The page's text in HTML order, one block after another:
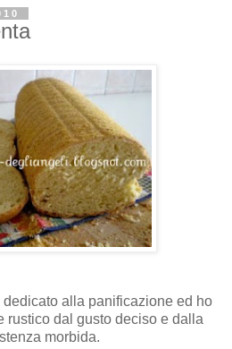
alla panificazione ed ho
rustico dal gusto deciso e dalla
morbida.